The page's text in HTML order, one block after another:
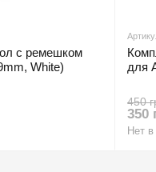
с ремешком
White)
для
450
350
Нет